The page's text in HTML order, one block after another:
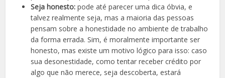
Seja honesto: pode até parecer uma dica óbvia, e
talvez realmente seja, mas a maioria das pessoas
pensam sobre a honestidade no ambiente de trabalho
da forma errada. Sim, é moralmente importante ser
honesto, mas existe um motivo lógico para isso: caso
sua desonestidade, como tentar receber crédito por
algo que não merece, seja descoberta, estará